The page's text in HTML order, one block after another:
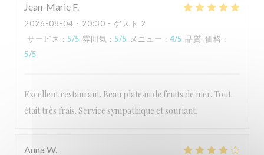
Jean-Marie F
2026-08-04 - 20:30 - ゲスト 2
サービス : 5/5 雰囲気 : 5/5 メニュー : 4/5 品質-価格 :
5/5
Excellent restaurant. Beau plateau de fruits de mer. Tout
était très frais. Service sympathique et souriant.
Anna W